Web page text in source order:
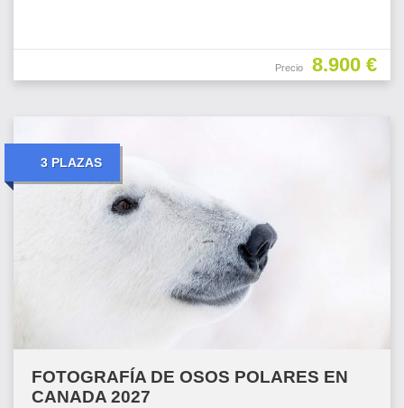
Precio 8.900 €
3 PLAZAS
FOTOGRAFÍA DE OSOS POLARES EN
CANADA 2027